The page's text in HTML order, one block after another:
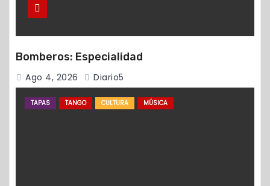
Bomberos: Especialidad
Ago 4, 2026 Diario5
TAPAS TANGO CULTURA MÚSICA